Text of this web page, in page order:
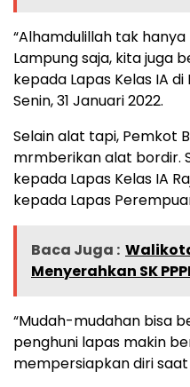
“Alhamdulillah tak
Lampung saja, kita juga
kepada Lapas Kelas IA
Senin, 31 Januari 2022.
Selain alat tapi, Pemkot
mrmberikan alat bordir.
kepada Lapas Kelas IA
kepada Lapas
Baca Juga :
Menyerahkan SK
“Mudah-mudahan bisa
penghuni lapas makin
mempersiapkan diri saat